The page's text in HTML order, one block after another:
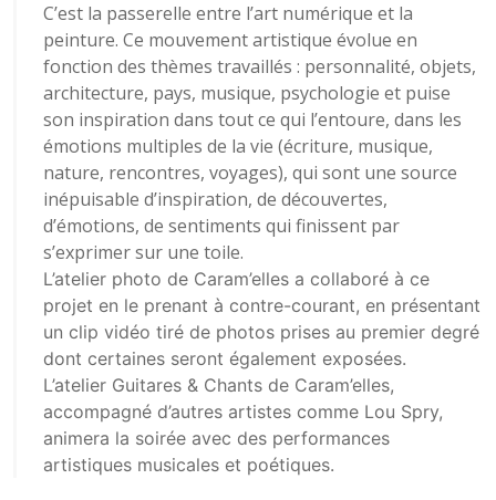
C’est la passerelle entre l’art numérique et la
peinture. Ce mouvement artistique évolue en
fonction des thèmes travaillés : personnalité, objets,
architecture, pays, musique, psychologie et puise
son inspiration dans tout ce qui l’entoure, dans les
émotions multiples de la vie (écriture, musique,
nature, rencontres, voyages), qui sont une source
inépuisable d’inspiration, de découvertes,
d’émotions, de sentiments qui finissent par
s’exprimer sur une toile.
L’atelier photo de Caram’elles a collaboré à ce
projet en le prenant à contre-courant, en présentant
un clip vidéo tiré de photos prises au premier degré
dont certaines seront également exposées.
L’atelier Guitares & Chants de Caram’elles,
accompagné d’autres artistes comme Lou Spry,
animera la soirée avec des performances
artistiques musicales et poétiques.